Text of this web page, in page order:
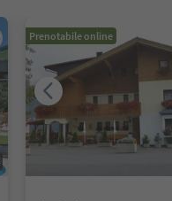
Prenotabile online